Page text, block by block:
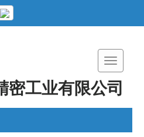
密工业有限公司